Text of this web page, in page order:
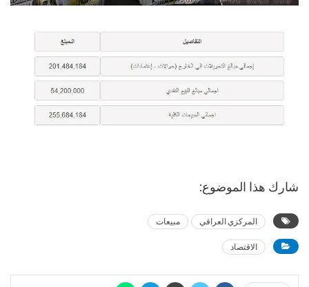
شارك هذا الموضوع:
المركزي العراقي مبيعات
الاقتصاد